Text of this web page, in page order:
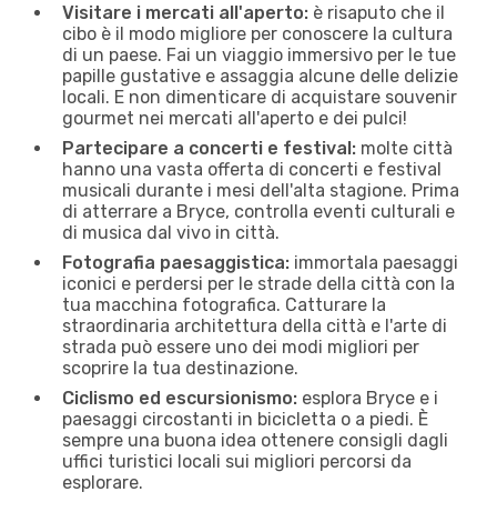
Visitare i mercati all'aperto: è risaputo che il
cibo è il modo migliore per conoscere la cultura
di un paese. Fai un viaggio immersivo per le tue
papille gustative e assaggia alcune delle delizie
locali. E non dimenticare di acquistare souvenir
gourmet nei mercati all'aperto e dei pulci!
Partecipare a concerti e festival: molte città
hanno una vasta offerta di concerti e festival
musicali durante i mesi dell'alta stagione. Prima
di atterrare a Bryce, controlla eventi culturali e
di musica dal vivo in città.
Fotografia paesaggistica: immortala paesaggi
iconici e perdersi per le strade della città con la
tua macchina fotografica. Catturare la
straordinaria architettura della città e l'arte di
strada può essere uno dei modi migliori per
scoprire la tua destinazione.
Ciclismo ed escursionismo: esplora Bryce e i
paesaggi circostanti in bicicletta o a piedi. È
sempre una buona idea ottenere consigli dagli
uffici turistici locali sui migliori percorsi da
esplorare.